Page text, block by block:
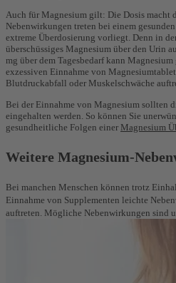
Auch für Magnesium gilt: Die Dosis macht
Nebenwirkungen treten bei einem
extreme Überdosierung vorliegt. Denn in
überschüssiges Magnesium über den Urin
mg über dem Tagesbedarf kann
exzessiven Einnahme von
Blutdruckabfall oder Muskelschwäche
Bei der Einnahme von Magnesium sollten
eingehalten werden. So können Sie
gesundheitliche Folgen einer Magnesium
Weitere Magnesium-
Bei manchen Menschen können trotz
Einnahme von Supplementen leichte
auftreten. Mögliche Nebenwirkungen sind